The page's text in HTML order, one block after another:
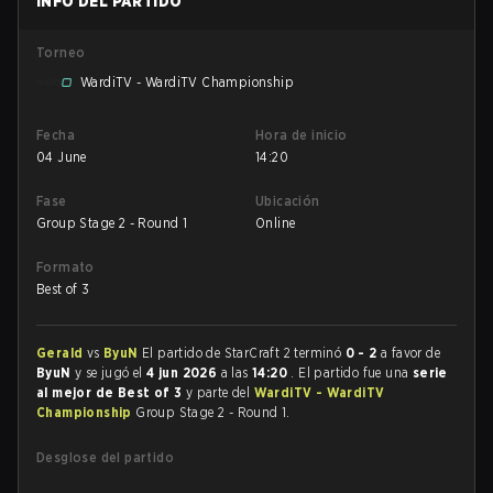
Torneo
WardiTV - WardiTV Championship
Fecha
04 June
Hora de inicio
14:20
Fase
Group Stage 2 - Round 1
Ubicación
Online
Formato
Best of 3
Gerald vs ByuN El partido de StarCraft 2 terminó 0 - 2 a favor de
ByuN y se jugó el4 jun 2026 a las14:20 . El partido fue una serie
al mejor de Best of 3 y parte del WardiTV - WardiTV
Championship Group Stage 2 - Round 1.
Desglose del partido